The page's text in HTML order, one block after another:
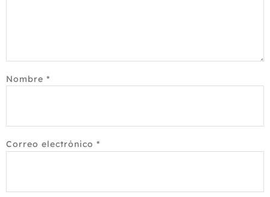
Nombre *
Correo electrónico *